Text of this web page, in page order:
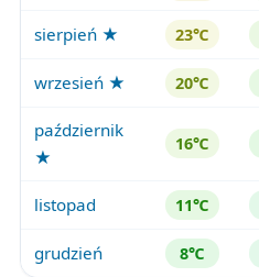
sierpień ★ 23℃
wrzesień ★ 20℃
październik
★
16℃
listopad 11℃
grudzień 8℃